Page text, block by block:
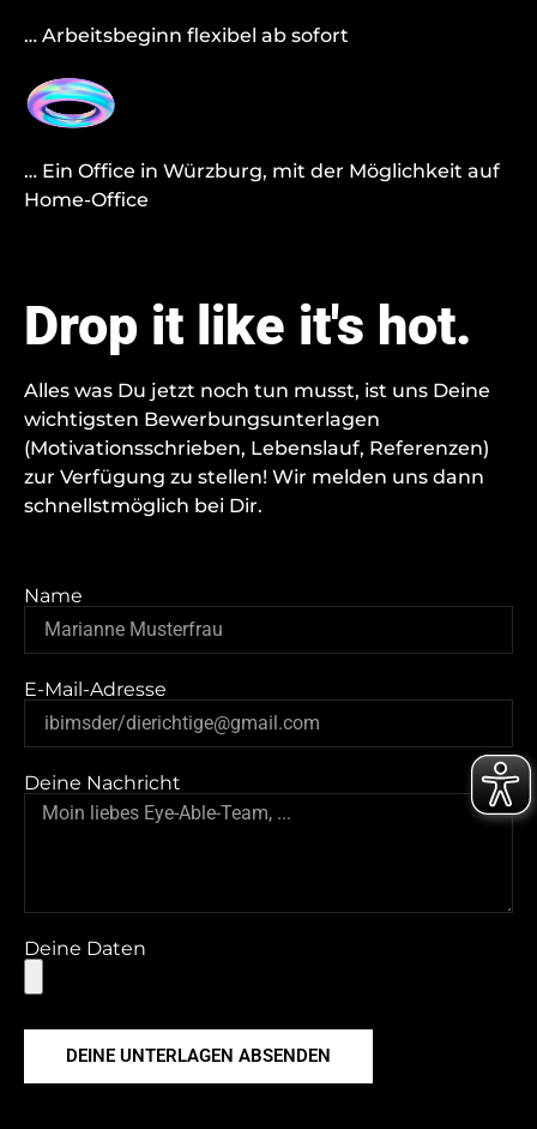
… Arbeitsbeginn flexibel ab sofort
… Ein Office in Würzburg, mit der Möglichkeit auf
Home-Office
Drop it like it's hot.
Alles was Du jetzt noch tun musst, ist uns Deine
wichtigsten Bewerbungsunterlagen
(Motivationsschrieben, Lebenslauf, Referenzen)
zur Verfügung zu stellen! Wir melden uns dann
schnellstmöglich bei Dir.
Name
E-Mail-Adresse
Deine Nachricht
Deine Daten
DEINE UNTERLAGEN ABSENDEN